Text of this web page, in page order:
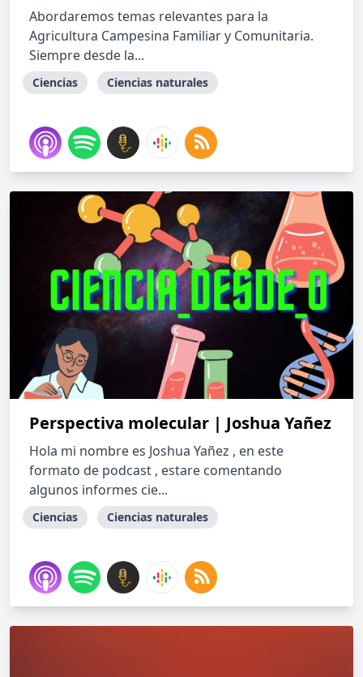
Abordaremos temas relevantes para la
Agricultura Campesina Familiar y Comunitaria.
Siempre desde la...
Ciencias Ciencias naturales
Perspectiva molecular | Joshua Yañez
Hola mi nombre es Joshua Yañez , en este
formato de podcast , estare comentando
algunos informes cie...
Ciencias Ciencias naturales